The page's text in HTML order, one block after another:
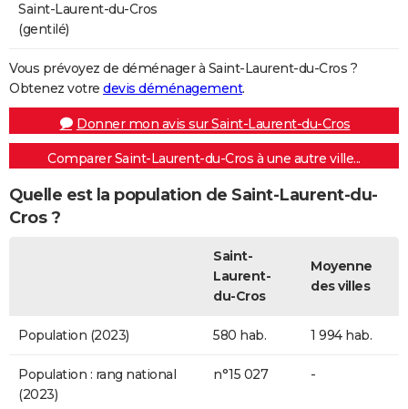
Saint-Laurent-du-Cros
(gentilé)
Vous prévoyez de déménager à Saint-Laurent-du-Cros ?
Obtenez votre devis déménagement.
Donner mon avis sur Saint-Laurent-du-Cros
Comparer Saint-Laurent-du-Cros à une autre ville...
Quelle est la population de Saint-Laurent-du-
Cros ?
Saint-
Laurent-
du-Cros
Moyenne
des villes
Population (2023) 580 hab. 1 994 hab.
Population : rang national
(2023)
n°15 027 -